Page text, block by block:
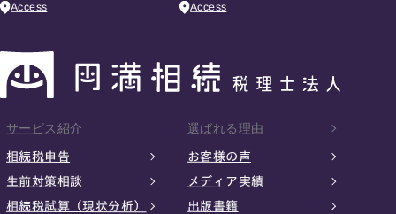
Access Access
サービス紹介
相続税申告
生前対策相談
相続税試算（現状分析）
選ばれる理由
お客様の声
メディア実績
出版書籍